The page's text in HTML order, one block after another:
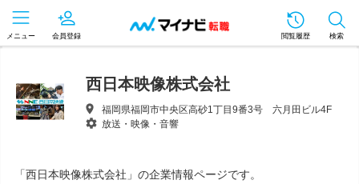
メニュー 会員登録 閲覧履歴 検索
西日本映像株式会社
福岡県福岡市中央区高砂1丁目9番3号 六月田ビル4F
放送・映像・音響
「西日本映像株式会社」の企業情報ページです。